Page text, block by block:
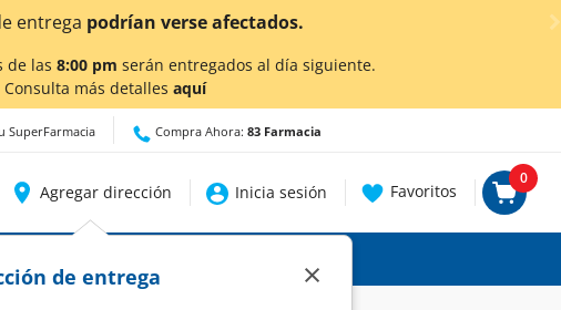
de las 8:00 pm serán entregados al día siguiente.
más detalles aquí
SuperFarmacia Compra Ahora: 83 Farmacia
Agregar dirección
de entrega ×
Inicia sesión Favoritos
0